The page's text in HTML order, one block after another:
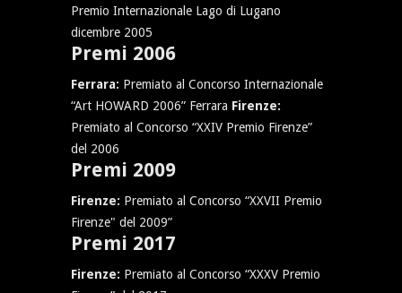
Premio Internazionale Lago di Lugano
dicembre 2005
Premi 2006
Ferrara: Premiato al Concorso Internazionale
“Art HOWARD 2006” Ferrara Firenze:
Premiato al Concorso “XXIV Premio Firenze”
del 2006
Premi 2009
Firenze: Premiato al Concorso “XXVII Premio
Firenze" del 2009”
Premi 2017
Firenze: Premiato al Concorso “XXXV Premio